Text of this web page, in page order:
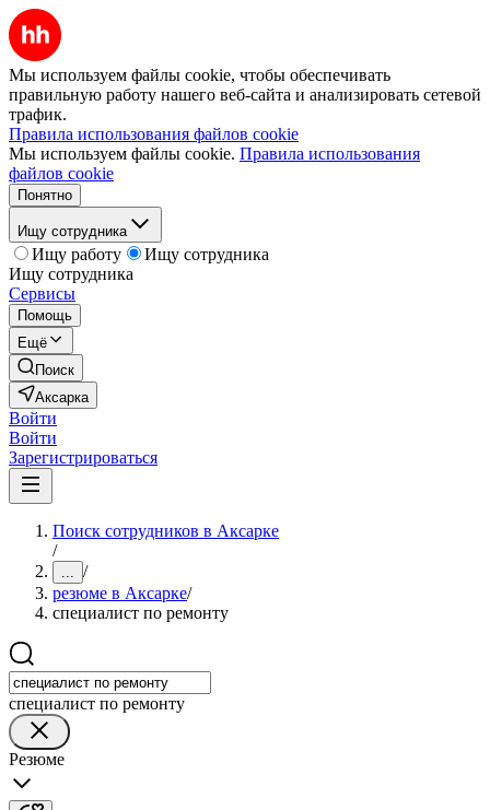
Мы используем файлы cookie, чтобы обеспечивать
правильную работу нашего веб-сайта и анализировать сетевой
трафик.
Правила использования файлов cookie
Мы используем файлы cookie. Правила использования
файлов cookie
Понятно
Ищу сотрудника
Ищу работу
Ищу сотрудника
Ищу сотрудника
Сервисы
Помощь
Ещё
Поиск
Аксарка
Войти
Войти
Зарегистрироваться
Поиск сотрудников в Аксарке
/
... /
резюме в Аксарке/
специалист по ремонту
специалист по ремонту
Резюме